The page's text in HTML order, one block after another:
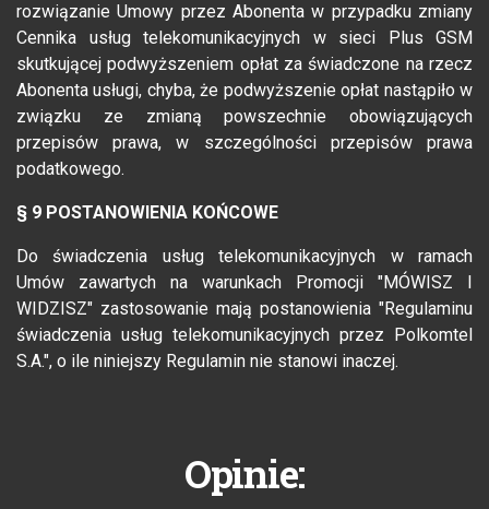
rozwiązanie Umowy przez Abonenta w przypadku zmiany
Cennika usług telekomunikacyjnych w sieci Plus GSM
skutkującej podwyższeniem opłat za świadczone na rzecz
Abonenta usługi, chyba, że podwyższenie opłat nastąpiło w
związku ze zmianą powszechnie obowiązujących
przepisów prawa, w szczególności przepisów prawa
podatkowego.
§ 9 POSTANOWIENIA KOŃCOWE
Do świadczenia usług telekomunikacyjnych w ramach
Umów zawartych na warunkach Promocji "MÓWISZ I
WIDZISZ" zastosowanie mają postanowienia "Regulaminu
świadczenia usług telekomunikacyjnych przez Polkomtel
S.A.", o ile niniejszy Regulamin nie stanowi inaczej.
Opinie: